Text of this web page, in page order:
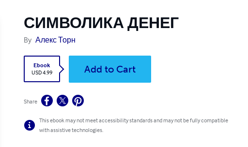
СИМВОЛИКА ДЕНЕГ
By Алекс Торн
Ebook
USD 4.99
Add to Cart
Share
This ebook may not meet accessibility standards and may not be fully compatible
with assistive technologies.